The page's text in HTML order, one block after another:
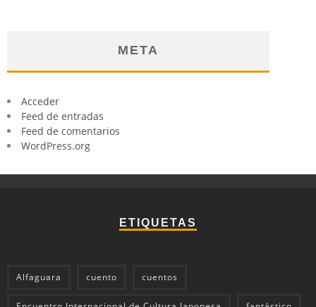
META
Acceder
Feed de entradas
Feed de comentarios
WordPress.org
ETIQUETAS
Alfaguara cuento cuentos